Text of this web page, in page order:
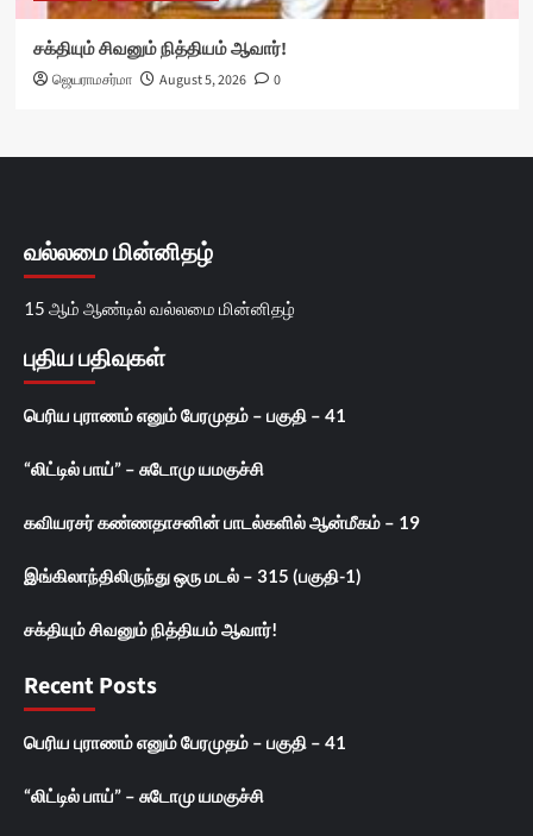
சக்தியும் சிவனும் நித்தியம் ஆவார்!
ஜெயராமசர்மா August 5, 2026 0
வல்லமை மின்னிதழ்
15 ஆம் ஆண்டில் வல்லமை மின்னிதழ்
புதிய பதிவுகள்
பெரிய புராணம் எனும் பேரமுதம் – பகுதி – 41
“லிட்டில் பாய்” – சுடோமு யமகுச்சி
கவியரசர் கண்ணதாசனின் பாடல்களில் ஆன்மீகம் – 19
இங்கிலாந்திலிருந்து ஒரு மடல் – 315 (பகுதி-1)
சக்தியும் சிவனும் நித்தியம் ஆவார்!
Recent Posts
பெரிய புராணம் எனும் பேரமுதம் – பகுதி – 41
“லிட்டில் பாய்” – சுடோமு யமகுச்சி